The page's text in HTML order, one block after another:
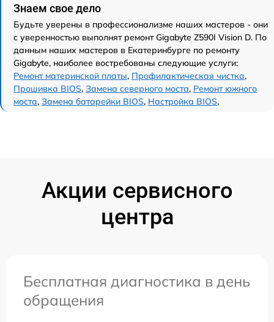
Знаем свое дело
Будьте уверены в профессионализме наших мастеров - они
с уверенностью выполнят ремонт Gigabyte Z590I Vision D. По
данным наших мастеров в Екатеринбурге по ремонту
Gigabyte, наиболее востребованы следующие услуги:
Ремонт материнской платы, Профилактическая чистка,
Прошивка BIOS, Замена северного моста, Ремонт южного
моста, Замена батарейки BIOS, Настройка BIOS,
Акции сервисного
центра
Бесплатная диагностика в день
обращения